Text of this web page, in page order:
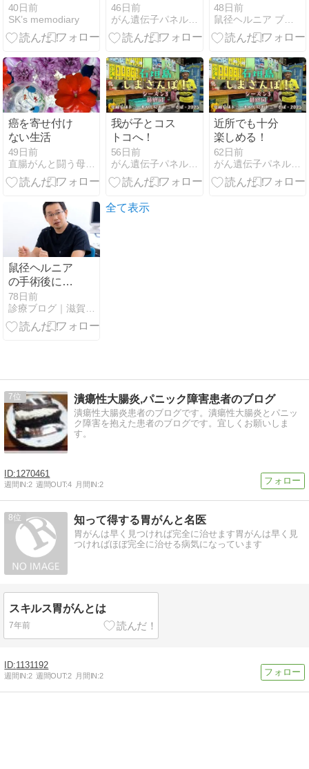
投票完了。
40日前
SK’s memodiary
ホテル！
46日前
がん遺伝子パネル検査からがんゲノム医療へのブログ
る？自然に治
るのか、受診
の目安を解説
48日前
癌を寄せ付け
ない生活
49日前
我が子とコス
トコへ！
56日前
がん遺伝子パネル検査からがんゲノム医療へのブログ
近所でも十分
楽しめる！
62日前
がん遺伝子パネル検査からがんゲノム医療へのブログ
鼠径ヘルニア
の手術後にメ
ッシュがずれ
る原因｜予防
法まで解説！
78日前
全て表示
7 潰瘍性大腸炎,パニック障害患者のブログ
潰瘍性大腸炎患者のブログです。潰瘍性大腸炎とパニッ
ク障害を抱えた患者のブログです。宜しくお願いしま
す。
1270461
週間IN:2 週間OUT:4 月間IN:2
8 知って得する胃がんと名医
胃がんは早く見つければ完全に治せます胃がんは早く見
つければほぼ完全に治せる病気になっています
スキルス胃がんとは
7年前
1131192
週間IN:2 週間OUT:2 月間IN:2